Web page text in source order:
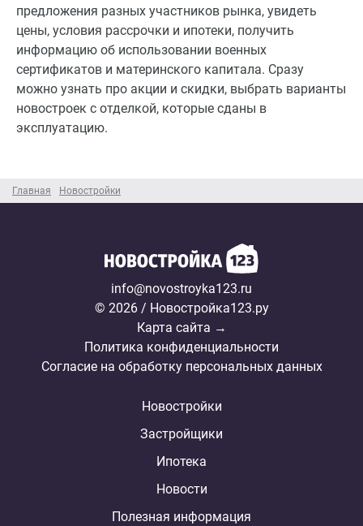
Главная Новостройки
предложения разных участников рынка, увидеть
цены, условия рассрочки и ипотеки, получить
информацию об использовании военных
сертификатов и материнского капитала. Сразу
можно узнать про акции и скидки, выбрать варианты
новостроек с отделкой, которые сданы в
эксплуатацию.
info@novostroyka123.ru
© 2026 / Новостройка123.ру
Карта сайта →
Политика конфиденциальности
Согласие на обработку персональных данных
Новостройки
Застройщики
Ипотека
Новости
Полезная информация